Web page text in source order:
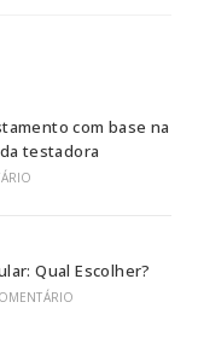
com base na
testadora
Qual Escolher?